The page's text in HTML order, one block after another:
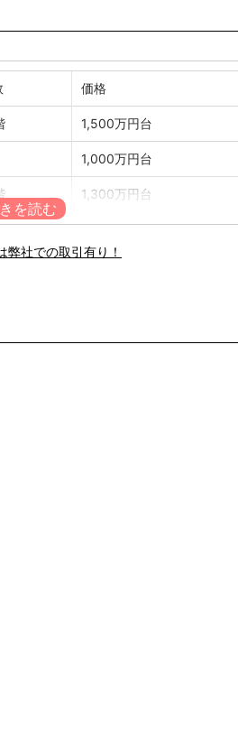
価格
1,500万円台
1,000万円台
1,300万円台
1,300万円台
弊社での取引有り！